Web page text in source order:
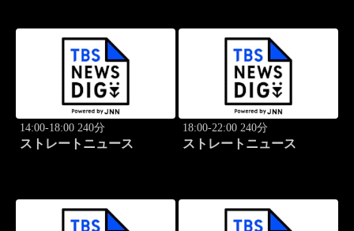
14:00-18:00 240分
ストレートニュース
18:00-22:00 240分
ストレートニュース